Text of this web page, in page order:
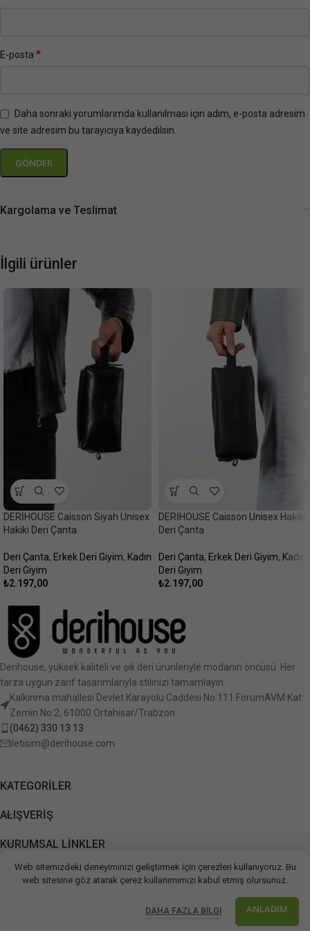
E-posta *
Daha sonraki yorumlarımda kullanılması için adım, e-posta adresim
ve site adresim bu tarayıcıya kaydedilsin.
Kargolama ve Teslimat
İlgili ürünler
DERİHOUSE Caisson Siyah Unisex
Hakiki Deri Çanta
Deri Çanta, Erkek Deri Giyim, Kadın
Deri Giyim
₺2.197,00
DERİHOUSE Caisson Unisex Hakiki
Deri Çanta
Deri Çanta, Erkek Deri Giyim, Kadın
Deri Giyim
₺2.197,00
Derihouse, yüksek kaliteli ve şık deri ürünleriyle modanın öncüsü. Her
tarza uygun zarif tasarımlarıyla stilinizi tamamlayın.
Kalkınma mahallesi Devlet Karayolu Caddesi No:111 ForumAVM Kat:
Zemin No:2, 61000 Ortahisar/Trabzon
(0462) 330 13 13
iletisim@derihouse.com
KATEGORILER
ALIŞVERIŞ
KURUMSAL LINKLER
Web sitemizdeki deneyiminizi geliştirmek için çerezleri kullanıyoruz. Bu
web sitesine göz atarak çerez kullanımımızı kabul etmiş olursunuz.
DAHA FAZLA BILGI ANLADIM